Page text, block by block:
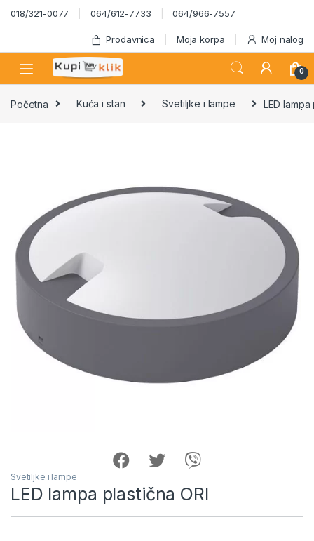
Skip to navigation
Skip to content
018/321-0077 064/612-7733 064/966-7557
Prodavnica Moja korpa Moj nalog
0
Početna Kuća i stan Svetiljke i lampe LED lampa
Svetiljke i lampe
LED lampa plastična ORI